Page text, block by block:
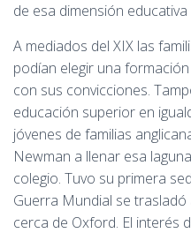
de esa dimensión
A mediados del XIX las
podían elegir una
con sus convicciones.
educación superior en
jóvenes de familias
Newman a llenar esa
colegio. Tuvo su primera
Guerra Mundial se
cerca de Oxford. El interés